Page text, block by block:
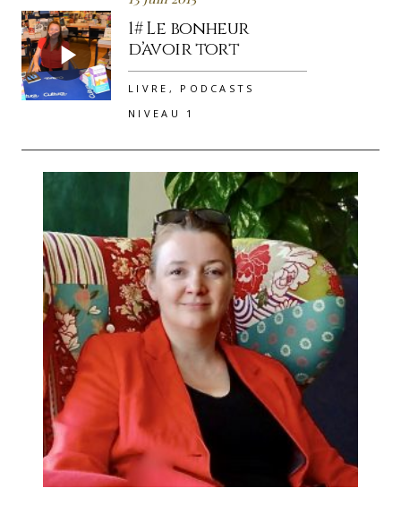
1# Le bonheur
d’avoir tort
LIVRE , PODCASTS
NIVEAU 1